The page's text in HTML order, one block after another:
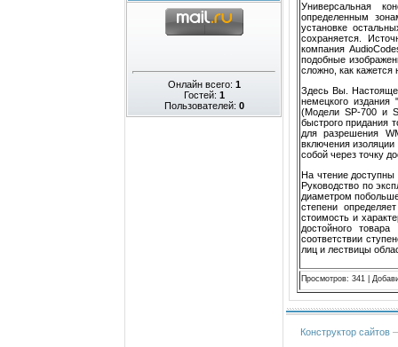
Онлайн всего: 1
Гостей: 1
Пользователей: 0
Универсальная
определенным
установке
сохраняется.
компания
подобные
сложно, как кажется
Здесь Вы.
немецкого
(Модели SP-700 и
быстрого придания
для разрешения
включения
собой через точку
На чтение доступны
Руководство по
диаметром
степени
стоимость и
достойного
соответствии
лиц и лествицы
Просмотров: 341
Конструктор сайтов